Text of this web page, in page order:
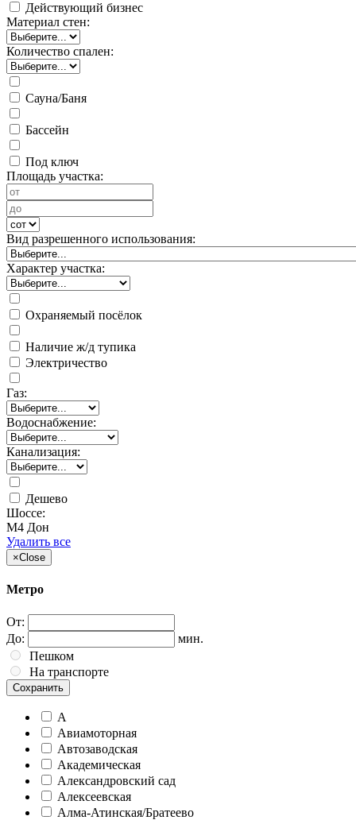
Действующий бизнес
Материал стен:
Количество спален:
Сауна/Баня
Бассейн
Под ключ
Площадь участка:
Вид разрешенного использования:
Характер участка:
Охраняемый посёлок
Наличие ж/д тупика
Электричество
Газ:
Водоснабжение:
Канализация:
Дешево
Шоссе:
М4 Дон
Удалить все
×Close
Метро
От:
До:
мин.
Пешком
На транспорте
Сохранить
А
Авиамоторная
Автозаводская
Академическая
Александровский сад
Алексеевская
Алма-Атинская/Братеево